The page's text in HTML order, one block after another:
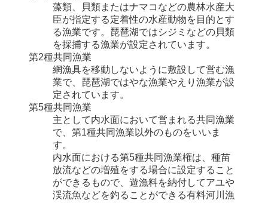
藻類、貝類またはナマコなどの農林水産大
臣が指定する定着性の水産動物を目的とす
る漁業です。琵琶湖ではシジミなどの貝類
を採捕する漁業が設定されています。
第2種共同漁業
網漁具を移動しないように敷設して営む漁
業で、琵琶湖ではやな漁業やえり漁業が設
定されています。
第5種共同漁業
主として内水面において営まれる共同漁業
で、第1種共同漁業以外のものをいいま
す。
内水面における第5種共同漁業権は、種苗
放流などの増殖をする場合に設定すること
ができるもので、遊漁料を納付してアユや
渓流魚などを釣ることができる有料河川漁